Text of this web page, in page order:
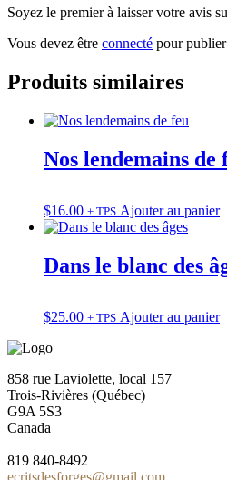
Soyez le premier à laisser votre avis
Vous devez être connecté pour
Produits similaires
Nos lendemains de
$16.00 + TPS Ajouter au panier
Dans le blanc des
$25.00 + TPS Ajouter au panier
858 rue Laviolette, local 157
Trois-Rivières (Québec)
G9A 5S3
Canada
819 840-8492
ecritsdesforges@gmail.com